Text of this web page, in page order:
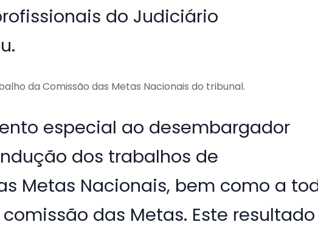
do Judiciário
da Comissão das Metas Nacionais do tribunal.
especial ao desembargador
dos trabalhos de
Metas Nacionais, bem como a
das Metas. Este